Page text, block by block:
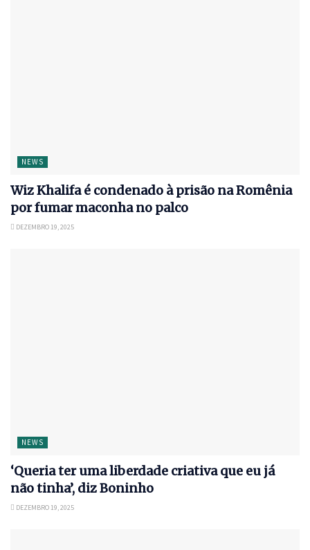
NEWS
Wiz Khalifa é condenado à prisão na Romênia
por fumar maconha no palco
DEZEMBRO 19, 2025
NEWS
‘Queria ter uma liberdade criativa que eu já
não tinha’, diz Boninho
DEZEMBRO 19, 2025